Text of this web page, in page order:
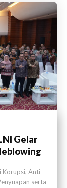
Gelar
Korupsi, Anti
serta